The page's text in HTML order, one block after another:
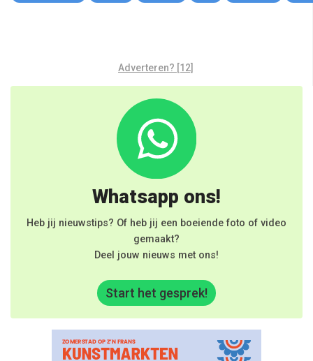
Adverteren? [12]
Whatsapp ons!
Heb jij nieuwstips? Of heb jij een boeiende foto of video
gemaakt?
Deel jouw nieuws met ons!
Start het gesprek!